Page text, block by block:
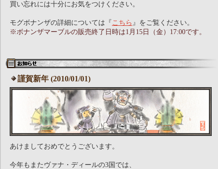
買い忘れには十分にお気をつけください。
モグボナンザの詳細については『 こちら 』をご覧ください。
※ボナンザマーブルの販売終了日時は1月15日（金）17:00です。
謹賀新年 (2010/01/01)
あけましておめでとうございます。
今年もまたヴァナ・ディールの3国では、